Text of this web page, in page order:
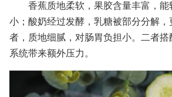
香蕉质地柔软，果胶含量丰富，
小；酸奶经过发酵，乳糖被部分分解，
者，质地细腻，对肠胃负担小。二者
系统带来额外压力。